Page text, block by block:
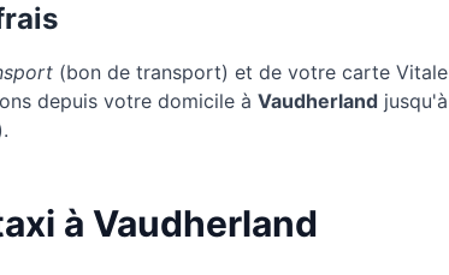
(bon de transport) et de votre carte Vitale
depuis votre domicile à Vaudherland jusqu'à
à Vaudherland